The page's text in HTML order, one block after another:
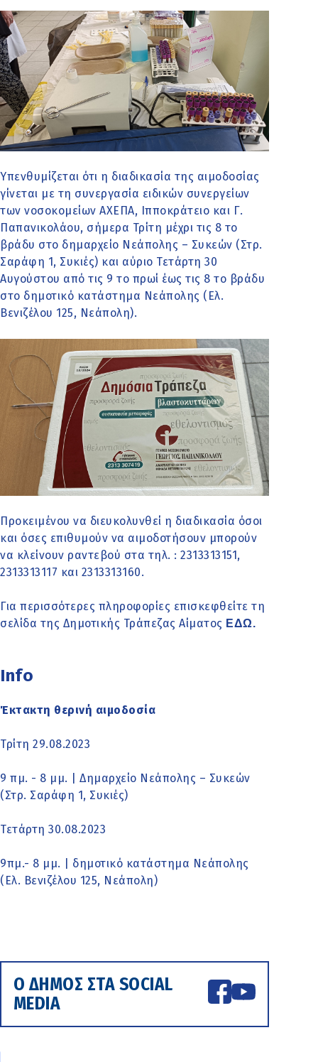
Υπενθυμίζεται ότι η διαδικασία της αιμοδοσίας
γίνεται με τη συνεργασία ειδικών συνεργείων
των νοσοκομείων ΑΧΕΠΑ, Ιπποκράτειο και Γ.
Παπανικολάου, σήμερα Τρίτη μέχρι τις 8 το
βράδυ στο δημαρχείο Νεάπολης – Συκεών (Στρ.
Σαράφη 1, Συκιές) και αύριο Τετάρτη 30
Αυγούστου από τις 9 το πρωί έως τις 8 το βράδυ
στο δημοτικό κατάστημα Νεάπολης (Ελ.
Βενιζέλου 125, Νεάπολη).
Προκειμένου να διευκολυνθεί η διαδικασία όσοι
και όσες επιθυμούν να αιμοδοτήσουν μπορούν
να κλείνουν ραντεβού στα τηλ. : 2313313151,
2313313117 και 2313313160.
Για περισσότερες πληροφορίες επισκεφθείτε τη
σελίδα της Δημοτικής Τράπεζας Αίματος ΕΔΩ.
Info
Έκτακτη θερινή αιμοδοσία
Τρίτη 29.08.2023
9 πμ. - 8 μμ. | Δημαρχείο Νεάπολης – Συκεών
(Στρ. Σαράφη 1, Συκιές)
Τετάρτη 30.08.2023
9πμ.- 8 μμ. | δημοτικό κατάστημα Νεάπολης
(Ελ. Βενιζέλου 125, Νεάπολη)
Ο ΔΗΜΟΣ ΣΤΑ SOCIAL
MEDIA